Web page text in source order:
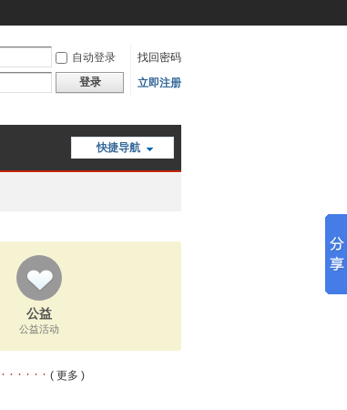
自动登录
找回密码
登录 立即注册
快捷导航
公益
公益活动
· · · · ( 更多 )